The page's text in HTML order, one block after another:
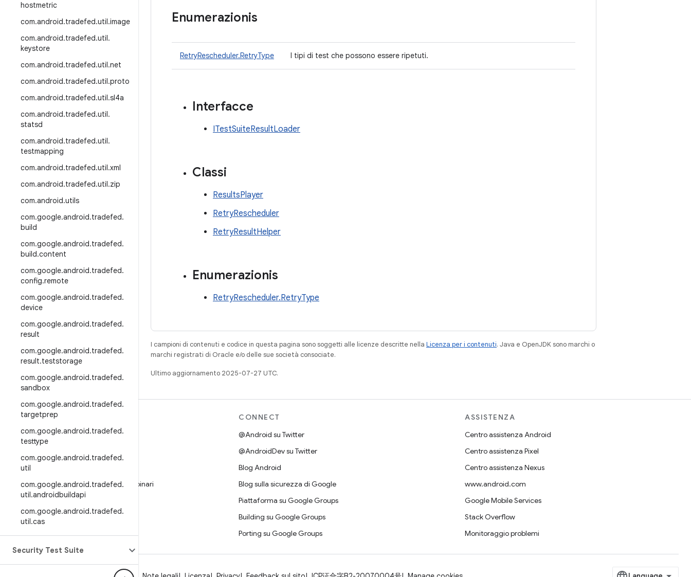
hostmetric
com.android.tradefed.util.image
com.android.tradefed.util.
keystore
com.android.tradefed.util.net
com.android.tradefed.util.proto
com.android.tradefed.util.sl4a
com.android.tradefed.util.
statsd
com.android.tradefed.util.
testmapping
com.android.tradefed.util.xml
com.android.tradefed.util.zip
com.android.utils
com.google.android.tradefed.
build
com.google.android.tradefed.
build.content
com.google.android.tradefed.
config.remote
com.google.android.tradefed.
device
com.google.android.tradefed.
result
com.google.android.tradefed.
result.teststorage
com.google.android.tradefed.
sandbox
com.google.android.tradefed.
targetprep
com.google.android.tradefed.
testtype
com.google.android.tradefed.
util
com.google.android.tradefed.
util.androidbuildapi
com.google.android.tradefed.
util.cas
Security Test Suite
Enumerazionis
RetryRescheduler.RetryType I tipi di test che possono essere ripetuti.
Interfacce
ITestSuiteResultLoader
Classi
ResultsPlayer
RetryRescheduler
RetryResultHelper
Enumerazionis
RetryRescheduler.RetryType
I campioni di contenuti e codice in questa pagina sono soggetti alle licenze descritte nella Licenza per i contenuti. Java e OpenJDK sono marchi o
marchi registrati di Oracle e/o delle sue società consociate.
Ultimo aggiornamento 2025-07-27 UTC.
CREA
Repository per Android
Download
Visualizza l'anteprima dei programmi binari
Immagini del produttore
File binari del driver
GitHub
CONNECT
@Android su Twitter
@AndroidDev su Twitter
Blog Android
Blog sulla sicurezza di Google
Piattaforma su Google Groups
Building su Google Groups
Porting su Google Groups
ASSISTENZA
Centro assistenza Android
Centro assistenza Pixel
Centro assistenza Nexus
www.android.com
Google Mobile Services
Stack Overflow
Monitoraggio problemi